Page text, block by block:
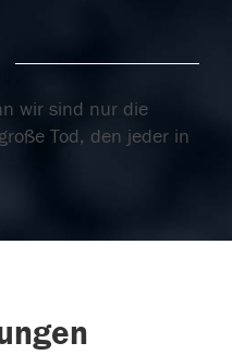
wir sind nur die
Tod, den jeder in